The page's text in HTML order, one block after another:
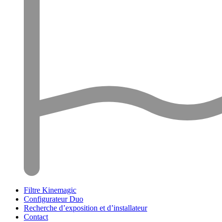
Filtre Kinemagic
Configurateur Duo
Recherche d’exposition et d’installateur
Contact